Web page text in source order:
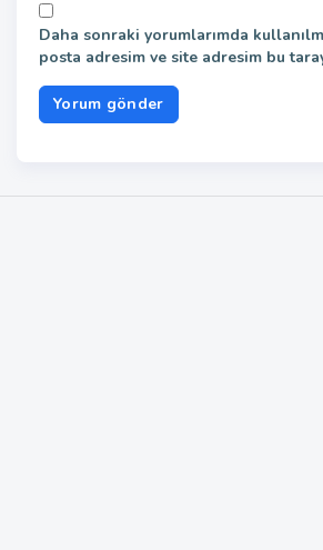
Daha sonraki yorumlarımda
posta adresim ve site adresim bu